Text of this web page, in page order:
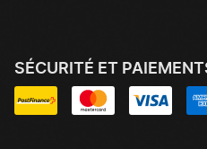
SÉCURITÉ ET